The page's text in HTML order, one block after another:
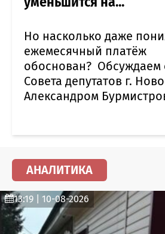
Но насколько даже
ежемесячный платёж
обоснован? Обсуждаем
Совета депутатов г.
Александром
АНАЛИТИКА
13:19 | 10-08-2026